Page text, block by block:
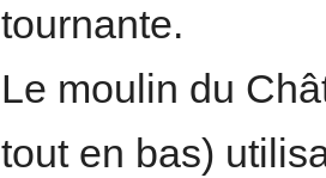
tournante.
Le moulin du
tout en bas)